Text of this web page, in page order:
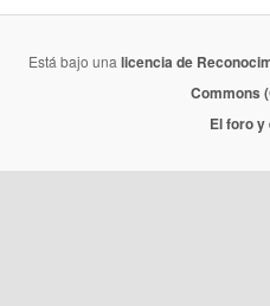
Está bajo unalicencia de
Commons
El foro y